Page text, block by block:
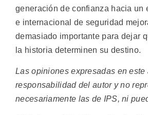
generación de confianza hacia un
e internacional de seguridad
demasiado importante para dejar
la historia determinen su destino.
Las opiniones expresadas en este
responsabilidad del autor y no
necesariamente las de IPS, ni